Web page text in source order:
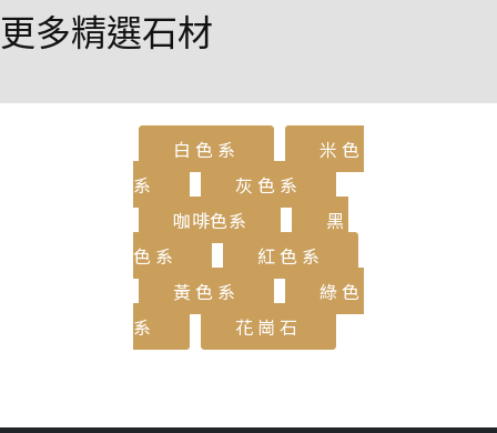
更多精選石材
白色系
米色
系
灰色系
咖啡色系
黑
色系
紅色系
黃色系
綠色
系
花崗石